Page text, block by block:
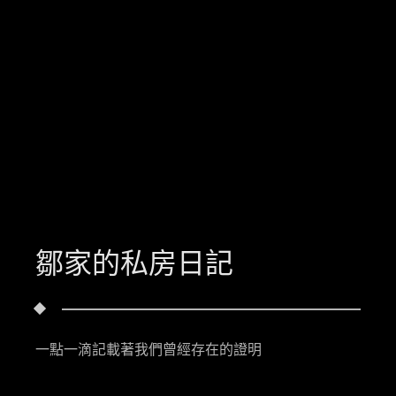
鄒家的私房日記
一點一滴記載著我們曾經存在的證明